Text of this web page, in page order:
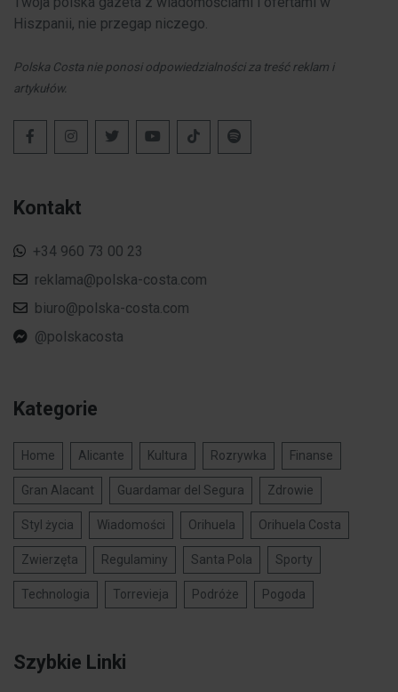
Hiszpanii, nie przegap niczego.
Polska Costa nie ponosi odpowiedzialności za treść reklam i
artykułów.
Kontakt
+34 960 73 00 23
reklama@polska-costa.com
biuro@polska-costa.com
@polskacosta
Kategorie
Home Alicante Kultura Rozrywka Finanse
Gran Alacant Guardamar del Segura Zdrowie
Styl życia Wiadomości Orihuela Orihuela Costa
Zwierzęta Regulaminy Santa Pola Sporty
Technologia Torrevieja Podróże Pogoda
Szybkie Linki